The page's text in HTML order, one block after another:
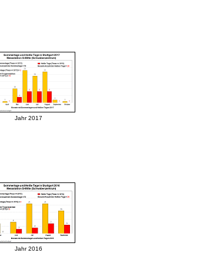
Jahr 2017
Jahr 2016